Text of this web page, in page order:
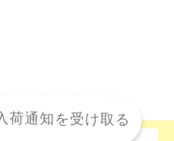
荷通知を 受け取る